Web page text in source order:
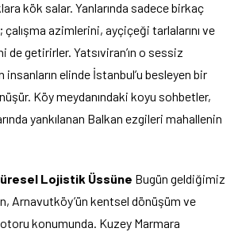
kök salar. Yanlarında sadece birkaç
çalışma azimlerini, ayçiçeği tarlalarını ve
de getirirler. Yatsıviran’ın o sessiz
insanların elinde İstanbul’u besleyen bir
Köy meydanındaki koyu sohbetler,
yankılanan Balkan ezgileri mahallenin
Lojistik Üssüne Bugün geldiğimiz
Arnavutköy’ün kentsel dönüşüm ve
konumunda. Kuzey Marmara